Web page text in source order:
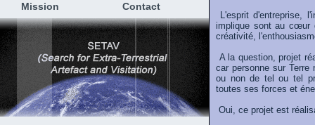
Mission
Contact
L'esprit d'entreprise,
implique sont au cœur
créativité,
A la question, projet
car personne sur
ou non de tel ou tel
toutes ses forces et
Oui, ce projet est